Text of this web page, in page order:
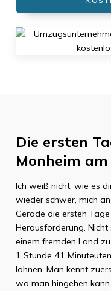
Die ersten
Monheim am
Ich weiß nicht, wie es
wieder schwer, mich
Gerade die ersten
Herausforderung. Nicht
einem fremden Land
1 Stunde 41 Minuteuten
lohnen. Man kennt
wo man hingehen